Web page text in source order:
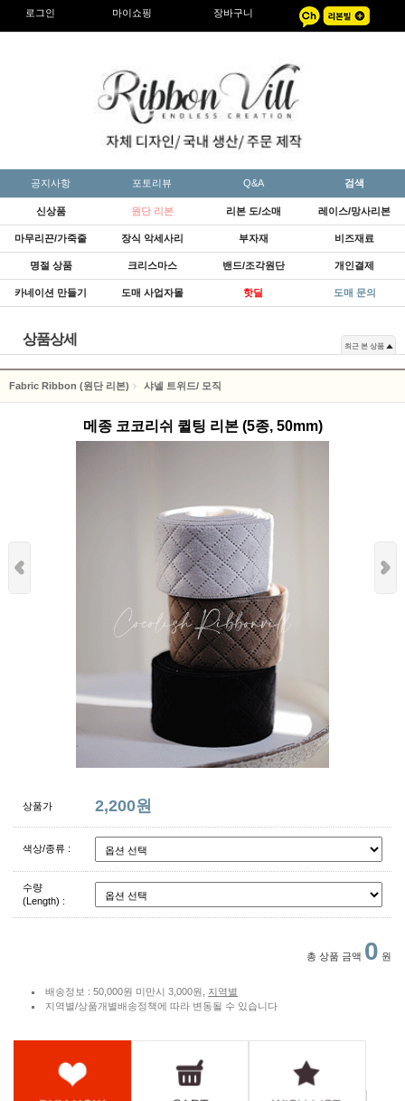
로그인 마이쇼핑 장바구니
공지사항 포토리뷰 Q&A 검색
신상품 원단 리본 리본 도/소매 레이스/망사리본
마무리끈/가죽줄 장식 악세사리 부자재 비즈재료
명절 상품 크리스마스 밴드/조각원단 개인결제
카네이션 만들기 도매 사업자몰 핫딜 도매 문의
상품상세
Fabric Ribbon (원단 리본) 샤넬 트위드/ 모직
최근 본 상품
메종 코코리쉬 퀼팅 리본 (5종, 50mm)
상품가 2,200원
색상/종류 :
수량
(Length) :
총 상품 금액 0 원
배송정보 : 50,000원 미만시 3,000원, 지역별
지역별/상품개별배송정책에 따라 변동될 수 있습니다